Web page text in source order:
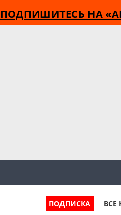
ПОДПИШИТЕСЬ НА
ПОДПИСКА ВСЕ